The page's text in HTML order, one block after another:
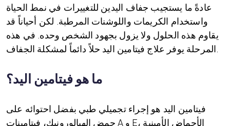
عادةً ما يستجيب جفاف اليدين للتغييرات في نمط الحياة
واستخدام الكريمات واللوشنات المرطبة. لكن أحياناً قد
يقاوم هذه الحلول ولا يزول بجهود الشخص وحده. في هذه
ما هو فيتامين اليد؟
فيتامين اليد هو إجراء تجميلي طبي بفضل احتوائه على
حمض الهيالورونيك، فيتامينات A و E، الأحماض الأمينية